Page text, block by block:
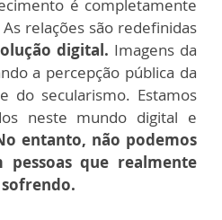
é completamente
relações são redefinidas
digital. Imagens da
a percepção pública da
do secularismo. Estamos
neste mundo digital e
entanto, não podemos
pessoas que realmente
sofrendo.